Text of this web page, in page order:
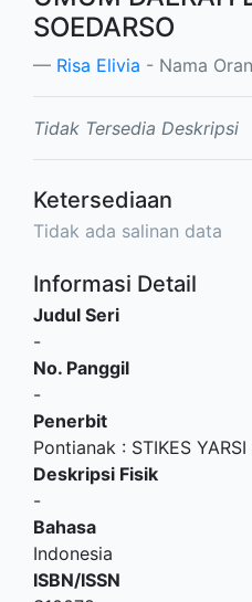
SOEDARSO
Risa Elivia - Nama
Tidak Tersedia Deskripsi
Ketersediaan
Tidak ada salinan data
Informasi Detail
Judul Seri
-
No. Panggil
-
Penerbit
Pontianak : STIKES
Deskripsi Fisik
-
Bahasa
Indonesia
ISBN/ISSN